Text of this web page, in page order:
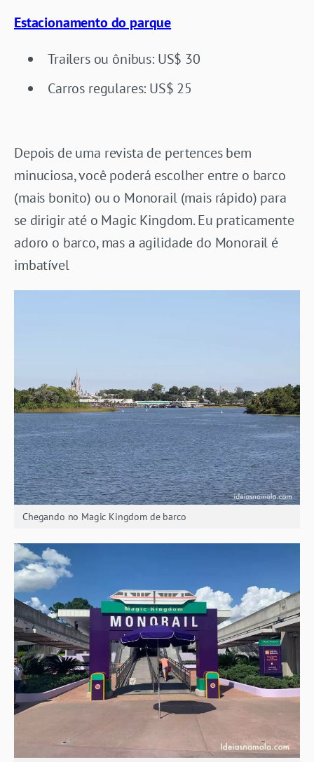
Estacionamento do parque
Trailers ou ônibus: US$ 30
Carros regulares: US$ 25
Depois de uma revista de pertences bem
minuciosa, você poderá escolher entre o barco
(mais bonito) ou o Monorail (mais rápido) para
se dirigir até o Magic Kingdom. Eu praticamente
adoro o barco, mas a agilidade do Monorail é
imbatível
Chegando no Magic Kingdom de barco